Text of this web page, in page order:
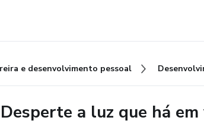
e desenvolvimento pessoal
a luz que há em